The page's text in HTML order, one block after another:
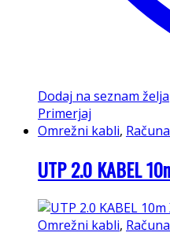
Dodaj na seznam želja
Primerjaj
Omrežni kabli,
UTP 2.0 KABEL
Omrežni kabli,